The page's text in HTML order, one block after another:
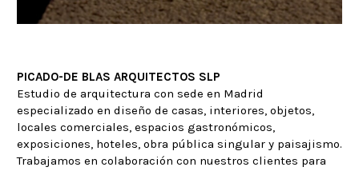
PICADO-DE BLAS ARQUITECTOS SLP
Estudio de arquitectura con sede en Madrid
especializado en diseño de casas, interiores, objetos,
locales comerciales, espacios gastronómicos,
exposiciones, hoteles, obra pública singular y paisajismo.
Trabajamos en colaboración con nuestros clientes para